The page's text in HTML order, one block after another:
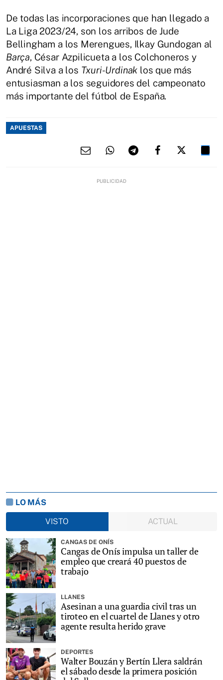
De todas las incorporaciones que han llegado a
La Liga 2023/24, son los arribos de Jude
Bellingham a los Merengues, Ilkay Gundogan al
Barça, César Azpilicueta a los Colchoneros y
André Silva a los Txuri-Urdinak los que más
entusiasman a los seguidores del campeonato
más importante del fútbol de España.
APUESTAS
LO MÁS
VISTO
ACTUAL
CANGAS DE ONÍS
Cangas de Onís impulsa un taller de
empleo que creará 40 puestos de
trabajo
LLANES
Asesinan a una guardia civil tras un
tiroteo en el cuartel de Llanes y otro
agente resulta herido grave
DEPORTES
Walter Bouzán y Bertín Llera saldrán
el sábado desde la primera posición